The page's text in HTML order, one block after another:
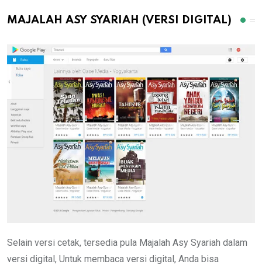
MAJALAH ASY SYARIAH (VERSI DIGITAL)
Selain versi cetak, tersedia pula Majalah Asy Syariah dalam
versi digital, Untuk membaca versi digital, Anda bisa